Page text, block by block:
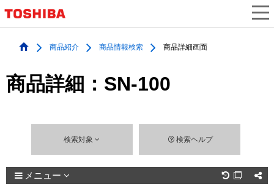
商品紹介 商品情報検索 商品詳細画面
商品詳細：SN-100
検索対象 検索ヘルプ
メニュー 